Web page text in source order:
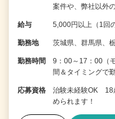
案件や、弊社以外
給与 5,000円以上（1回
勤務地 茨城県、群馬県、
勤務時間
9：00～17：00（
間＆タイミングで
応募資格
治験未経験OK 18
められます！